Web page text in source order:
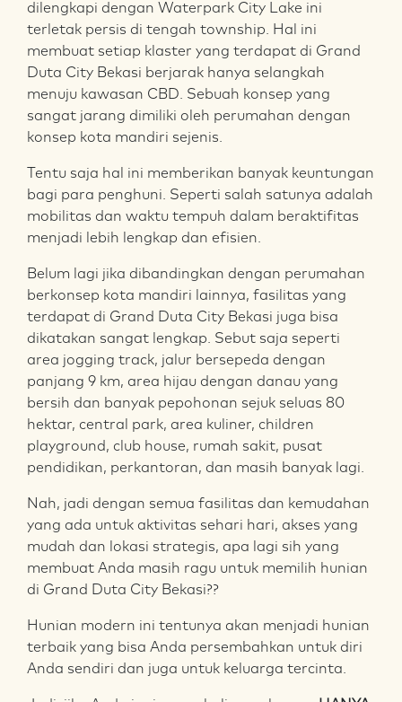
dilengkapi dengan Waterpark City Lake ini
terletak persis di tengah township. Hal ini
membuat setiap klaster yang terdapat di Grand
Duta City Bekasi berjarak hanya selangkah
menuju kawasan CBD. Sebuah konsep yang
sangat jarang dimiliki oleh perumahan dengan
konsep kota mandiri sejenis.
Tentu saja hal ini memberikan banyak keuntungan
bagi para penghuni. Seperti salah satunya adalah
mobilitas dan waktu tempuh dalam beraktifitas
menjadi lebih lengkap dan efisien.
Belum lagi jika dibandingkan dengan perumahan
berkonsep kota mandiri lainnya, fasilitas yang
terdapat di Grand Duta City Bekasi juga bisa
dikatakan sangat lengkap. Sebut saja seperti
area jogging track, jalur bersepeda dengan
panjang 9 km, area hijau dengan danau yang
bersih dan banyak pepohonan sejuk seluas 80
hektar, central park, area kuliner, children
playground, club house, rumah sakit, pusat
pendidikan, perkantoran, dan masih banyak lagi.
Nah, jadi dengan semua fasilitas dan kemudahan
yang ada untuk aktivitas sehari hari, akses yang
mudah dan lokasi strategis, apa lagi sih yang
membuat Anda masih ragu untuk memilih hunian
di Grand Duta City Bekasi??
Hunian modern ini tentunya akan menjadi hunian
terbaik yang bisa Anda persembahkan untuk diri
Anda sendiri dan juga untuk keluarga tercinta.